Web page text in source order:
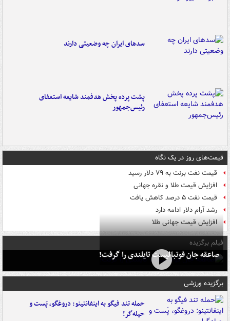
سدهای ایران چه وضعیتی دارند
پشت پرده پخش هدفمند شایعه استعفای
رئیس‌جمهور
قیمت‌های روز در یک نگاه
قیمت نفت برنت به ۷۹ دلار رسید
افزایش قیمت طلا و نقره جهانی
قیمت نفت ۵ درصد کاهش یافت
رشد آرام دلار ادامه دارد
افزایش قیمت جهانی طلا
فیلم برگزیده
صاعقه جان فوتبالیست تایلندی را گرفت!
برگزیده ورزشی
حمله تند فیگو به اینفانتینو: دروغگو، پَست‌ و
حیله‌گر!